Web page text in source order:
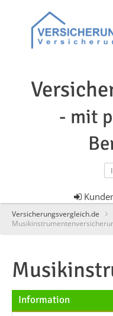
- mit
Versicherungsvergleich.de
Information